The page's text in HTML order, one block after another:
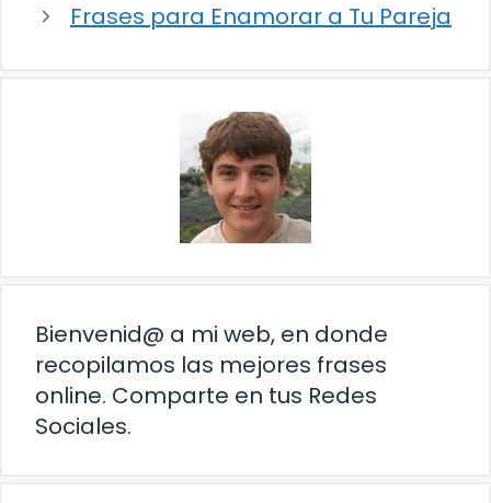
Frases para Enamorar a Tu Pareja
Bienvenid@ a mi web, en donde
recopilamos las mejores frases
online. Comparte en tus Redes
Sociales.